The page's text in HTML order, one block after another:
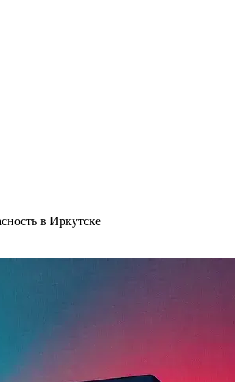
в Иркутске